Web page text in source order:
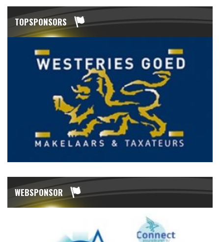
TOPSPONSORS
WEBSPONSOR